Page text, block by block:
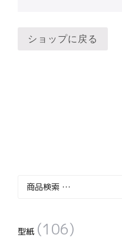
ショップに戻る
象:
型紙 (106)